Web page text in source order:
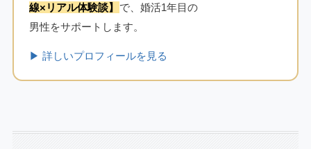
線×リアル体験談】
で、婚活1年目の
男性をサポートします。
▶ 詳しいプロフィールを見る